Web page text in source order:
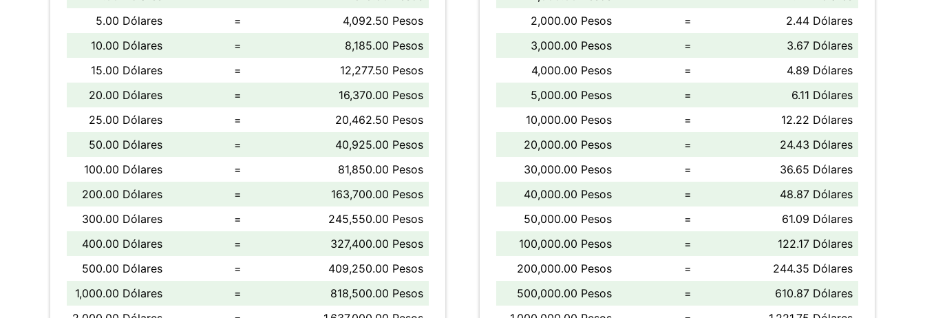
5.00 Dólares
=
4,092.50 Pesos
10.00 Dólares
=
8,185.00 Pesos
15.00 Dólares
=
12,277.50 Pesos
20.00 Dólares
=
16,370.00 Pesos
25.00 Dólares
=
20,462.50 Pesos
50.00 Dólares
=
40,925.00 Pesos
100.00 Dólares
=
81,850.00 Pesos
200.00 Dólares
=
163,700.00 Pesos
300.00 Dólares
=
245,550.00 Pesos
400.00 Dólares
=
327,400.00 Pesos
500.00 Dólares
=
409,250.00 Pesos
1,000.00 Dólares
=
818,500.00 Pesos
2,000.00 Pesos
=
2.44 Dólares
3,000.00 Pesos
=
3.67 Dólares
4,000.00 Pesos
=
4.89 Dólares
5,000.00 Pesos
=
6.11 Dólares
10,000.00 Pesos
=
12.22 Dólares
20,000.00 Pesos
=
24.43 Dólares
30,000.00 Pesos
=
36.65 Dólares
40,000.00 Pesos
=
48.87 Dólares
50,000.00 Pesos
=
61.09 Dólares
100,000.00 Pesos
=
122.17 Dólares
200,000.00 Pesos
=
244.35 Dólares
500,000.00 Pesos
=
610.87 Dólares